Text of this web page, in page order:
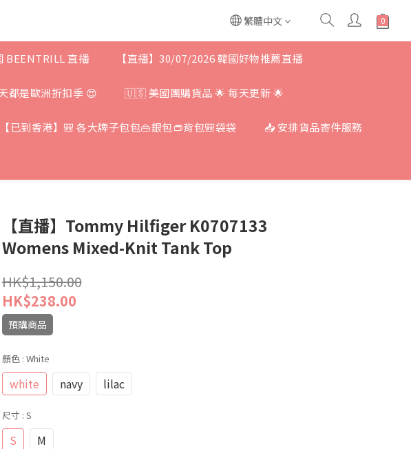
繁體中文
BEENTRILL 直播 【直播】30/07/2026 韓國好物推薦直播
都是歐洲折扣季 😍 🇺🇸 美國團購貨品 🌟 每天更新 🌟
【已到香港】🎒 各大牌子包包👜銀包👝背包🎒袋袋 📥 安排貨品寄件服務
【直播】Tommy Hilfiger K0707133
Womens Mixed-Knit Tank Top
HK$1,150.00
HK$238.00
預購商品
顏色 : White
white navy lilac
尺寸 : S
S M